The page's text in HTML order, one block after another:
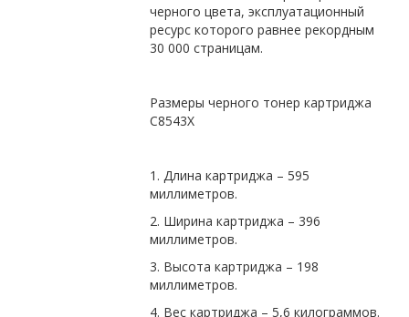
черного цвета, эксплуатационный
ресурс которого равнее рекордным
30 000 страницам.
Размеры черного тонер картриджа
C8543X
1. Длина картриджа – 595
миллиметров.
2. Ширина картриджа – 396
миллиметров.
3. Высота картриджа – 198
миллиметров.
4. Вес картриджа – 5,6 килограммов.